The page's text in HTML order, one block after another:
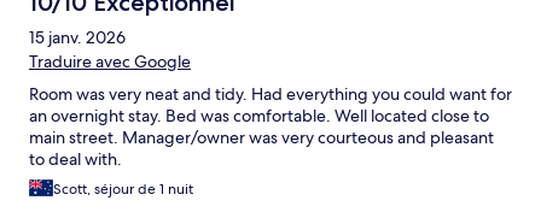
15 janv. 2026
Traduire avec Google
Room was very neat and tidy. Had everything you could want for
an overnight stay. Bed was comfortable. Well located close to
main street. Manager/owner was very courteous and pleasant
to deal with.
Scott, séjour de 1 nuit